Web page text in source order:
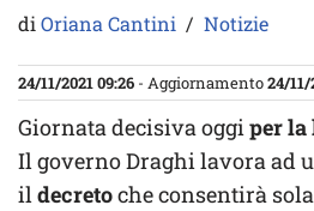
diOriana Cantini Notizie
24/11/2021 09:26 - Aggiornamento24/11/
Giornata decisiva oggiper la
Il governo Draghi lavora ad
ildecretoche consentirà